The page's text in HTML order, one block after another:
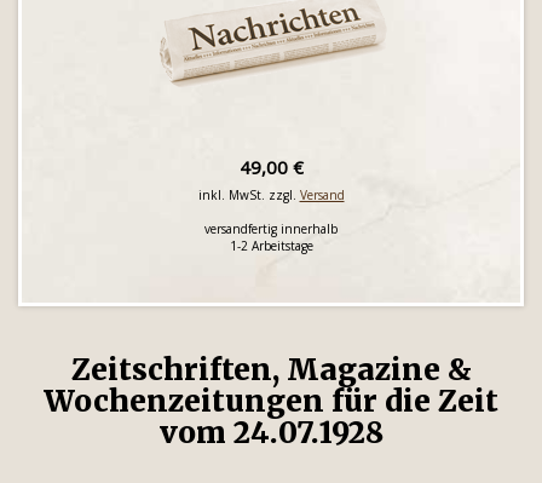
49,00 €
inkl. MwSt. zzgl. Versand
versandfertig innerhalb
1-2 Arbeitstage
Zeitschriften, Magazine &
Wochenzeitungen für die Zeit
vom 24.07.1928